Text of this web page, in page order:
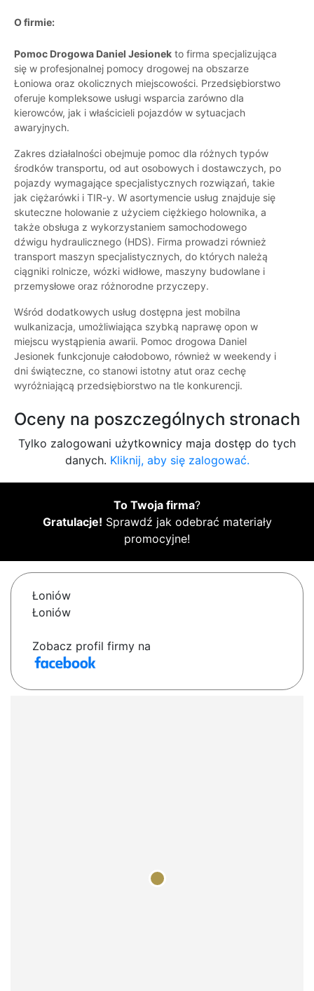
O firmie:
Pomoc Drogowa Daniel Jesionek to firma specjalizująca
się w profesjonalnej pomocy drogowej na obszarze
Łoniowa oraz okolicznych miejscowości. Przedsiębiorstwo
oferuje kompleksowe usługi wsparcia zarówno dla
kierowców, jak i właścicieli pojazdów w sytuacjach
awaryjnych.
Zakres działalności obejmuje pomoc dla różnych typów
środków transportu, od aut osobowych i dostawczych, po
pojazdy wymagające specjalistycznych rozwiązań, takie
jak ciężarówki i TIR-y. W asortymencie usług znajduje się
skuteczne holowanie z użyciem ciężkiego holownika, a
także obsługa z wykorzystaniem samochodowego
dźwigu hydraulicznego (HDS). Firma prowadzi również
transport maszyn specjalistycznych, do których należą
ciągniki rolnicze, wózki widłowe, maszyny budowlane i
przemysłowe oraz różnorodne przyczepy.
Wśród dodatkowych usług dostępna jest mobilna
wulkanizacja, umożliwiająca szybką naprawę opon w
miejscu wystąpienia awarii. Pomoc drogowa Daniel
Jesionek funkcjonuje całodobowo, również w weekendy i
dni świąteczne, co stanowi istotny atut oraz cechę
wyróżniającą przedsiębiorstwo na tle konkurencji.
Oceny na poszczególnych stronach
Tylko zalogowani użytkownicy maja dostęp do tych
danych. Kliknij, aby się zalogować.
To Twoja firma?
Gratulacje! Sprawdź jak odebrać materiały
promocyjne!
Łoniów
Łoniów
Zobacz profil firmy na